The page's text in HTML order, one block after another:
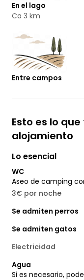
En el lago
Ca 3 km
Entre campos
Esto es lo
alojamiento
Lo esencial
WC
Aseo de camping
3€ por noche
Se admiten perros
Se admiten gatos
Electricidad
Agua
Si es necesario,